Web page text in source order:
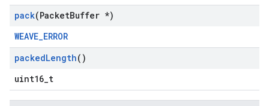
pack(PacketBuffer *)
WEAVE_ERROR
packedLength()
uint16_t